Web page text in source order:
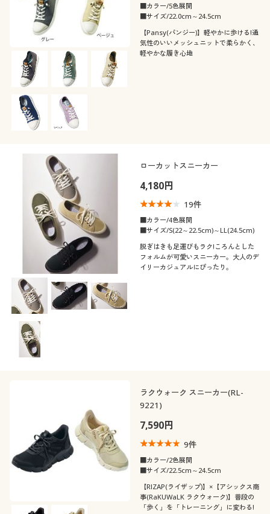
■カラー/5色展開
■サイズ/22.0cm～24.5cm
【Pansy(パンジー)】軽やかに歩ける!通
気性のいいメッシュニットで柔らかく、
軽やかな履き心地
ローカットスニーカー
4,180円
19件
■カラー/4色展開
■サイズ/S(22～22.5cm)～LL(24.5cm)
脱ぎはきも足運びもラク!ころんとした
フォルムが可愛いスニーカー。大人のデ
イリーカジュアルにぴったり。
ラクウォーク スニーカー(RL-
9221)
7,590円
9件
■カラー/2色展開
■サイズ/22.5cm～24.5cm
【RIZAP(ライザップ)】×【アシックス商
事(RaKUWaLK ラクウォーク)】普段の
「歩く」を「トレーニング」に変わる!